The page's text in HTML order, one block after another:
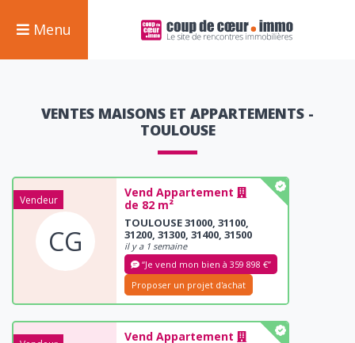
Menu
VENTES MAISONS ET APPARTEMENTS -
TOULOUSE
Vendeur
CG
Vend Appartement
de 82 m²
TOULOUSE 31000, 31100,
31200, 31300, 31400, 31500
il y a 1 semaine
“Je vend mon bien à 359 898 €”
Proposer un projet d'achat
Vend Appartement